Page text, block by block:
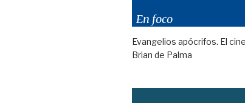
En foco
Evangelios apócrifos. El
Brian de Palma